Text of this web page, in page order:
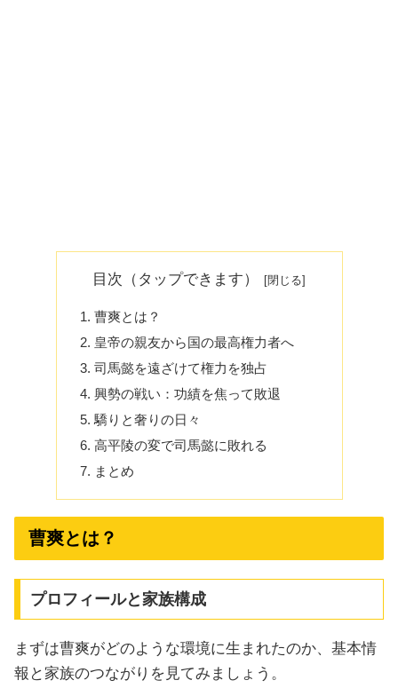
目次（タップできます）
曹爽とは？
皇帝の親友から国の最高権力者へ
司馬懿を遠ざけて権力を独占
興勢の戦い：功績を焦って敗退
驕りと奢りの日々
高平陵の変で司馬懿に敗れる
まとめ
曹爽とは？
プロフィールと家族構成
まずは曹爽がどのような環境に生まれたのか、基本情
報と家族のつながりを見てみましょう。